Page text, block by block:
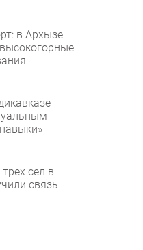
в Архызе
сел в
связь